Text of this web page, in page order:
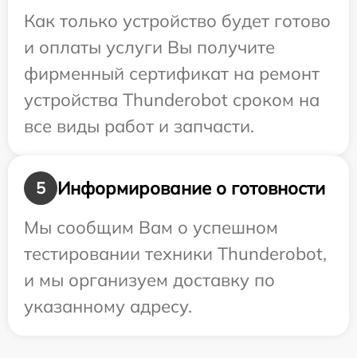
Как только устройство будет готово
и оплаты услуги Вы получите
фирменный сертификат на ремонт
устройства Thunderobot сроком на
все виды работ и запчасти.
5
Информирование о готовности
Мы сообщим Вам о успешном
тестировании техники Thunderobot,
и мы организуем доставку по
указанному адресу.